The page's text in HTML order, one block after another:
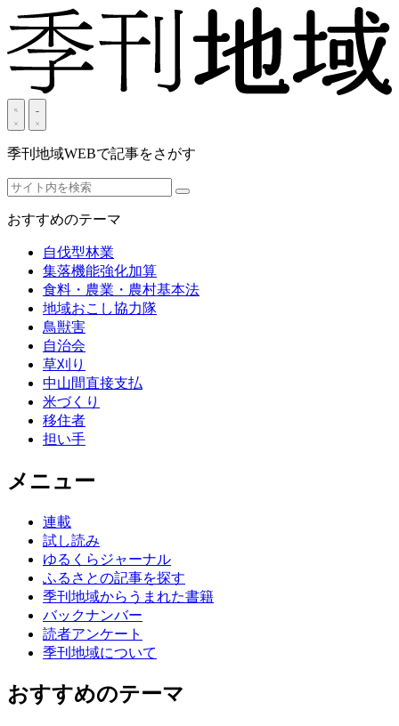
季刊地域WEBで記事をさがす
おすすめのテーマ
自伐型林業
集落機能強化加算
食料・農業・農村基本法
地域おこし協力隊
鳥獣害
自治会
草刈り
中山間直接支払
米づくり
移住者
担い手
メニュー
連載
試し読み
ゆるくらジャーナル
ふるさとの記事を探す
季刊地域からうまれた書籍
バックナンバー
読者アンケート
季刊地域について
おすすめのテーマ